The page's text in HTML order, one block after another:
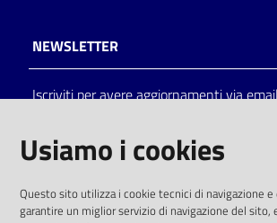
Catalogo
on line
Eventi
NEWSLETTER
Iscriviti per avere aggiornamenti via
solo alle condizioni previste dalla
Usiamo i cookies
Questo sito utilizza i cookie tecnici di navigazione
garantire un miglior servizio di navigazione del sito,